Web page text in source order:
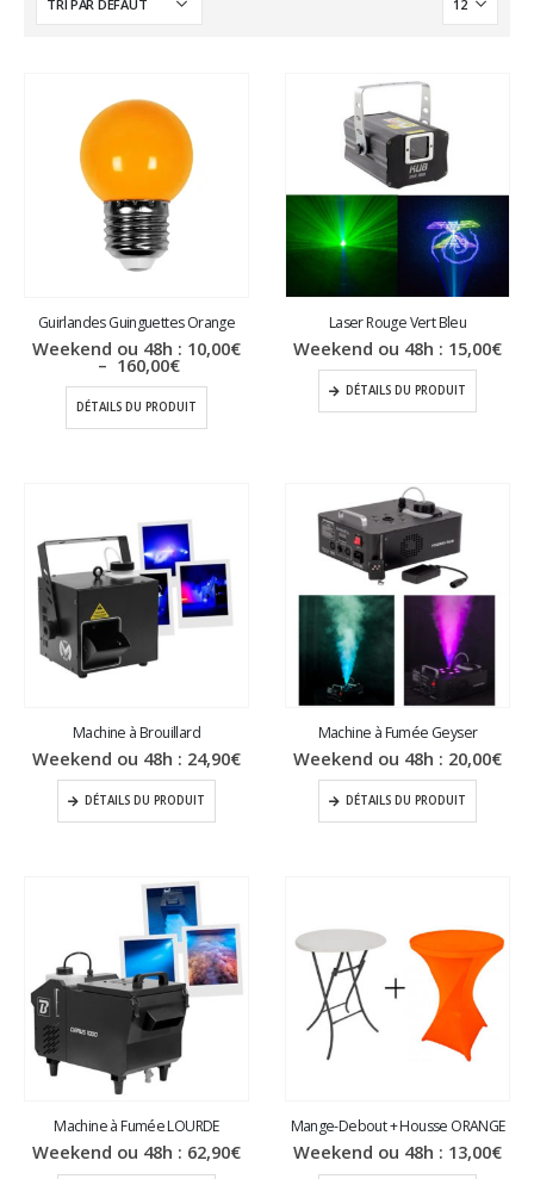
Guirlandes Guinguettes Orange
Weekend ou 48h : 10,00€
– 160,00€Plage
de
prix :
10,00€
à
DÉTAILS DU PRODUIT
Laser Rouge Vert Bleu
Weekend ou 48h : 15,00€
DÉTAILS DU PRODUIT
Machine à Brouillard
Weekend ou 48h : 24,90€
DÉTAILS DU PRODUIT
Machine à Fumée Geyser
Weekend ou 48h : 20,00€
DÉTAILS DU PRODUIT
Machine à Fumée LOURDE
Weekend ou 48h : 62,90€
Mange-Debout + Housse ORANGE
Weekend ou 48h : 13,00€